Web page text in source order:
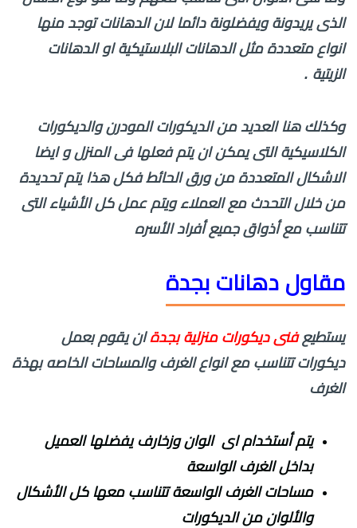
الذى يريدونة ويفضلونة دائما لان الدهانات توجد منها
انواع متعددة مثل الدهانات البلاستيكية او الدهانات
الزيتية .
وكذلك هنا العديد من الديكورات المودرن والديكورات
الكلاسيكية التى يمكن ان يتم فعلها فى المنزل و ايضا
الاشكال المتعددة من ورق الحائط فكل هذا يتم تحديدة
من خلال التحدث مع العملاء ويتم عمل كل الأشياء التى
تتناسب مع أذواق جميع أفراد الأسره
مقاول دهانات بجدة
يستطيعفنى ديكورات منزلية بجدةان يقوم بعمل
ديكورات تتناسب مع انواع الغرف والمساحات الخاصه بهذة
الغرف
يتم أستخدام اى الوان وزخارف يفضلها العميل
بداخل الغرف الواسعة
مساحات الغرف الواسعة تتناسب معها كل الأشكال
والألوان من الديكورات